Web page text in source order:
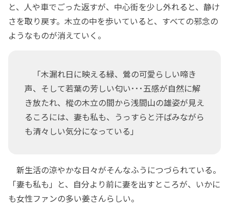
と、人や車でごった返すが、中心街を少し外れると、静け
さを取り戻す。木立の中を歩いていると、すべての邪念の
ようなものが消えていく。
「木漏れ日に映える緑、鶯の可愛らしい啼き
声、そして若葉の芳しい匂い･･･五感が自然に解
き放たれ、樅の木立の間から浅間山の雄姿が見え
るころには、妻も私も、うっすらと汗ばみながら
も清々しい気分になっている」
新生活の涼やかな日々がそんなふうにつづられている。
「妻も私も」と、自分より前に妻を出すところが、いかに
も女性ファンの多い姜さんらしい。